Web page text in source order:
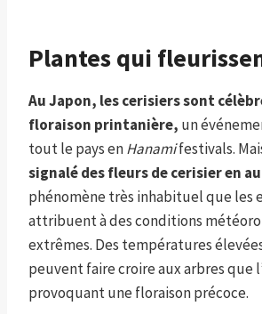
Plantes qui
Au Japon, les cerisiers sont
floraison printanière, un
tout le pays enHanamifestivals.
signalé des fleurs de cerisier en
phénomène très inhabituel que les
attribuent à des conditions
extrêmes. Des températures
peuvent faire croire aux arbres que
provoquant une floraison précoce.